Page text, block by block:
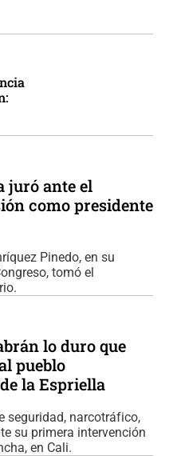
juró ante el
como presidente
Pinedo, en su
tomó el
lo duro que
pueblo
la Espriella
seguridad, narcotráfico,
su primera intervención
en Cali.